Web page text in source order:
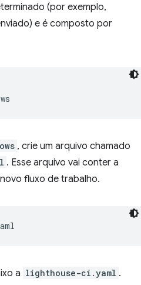
(por exemplo,
e é composto por
, crie um arquivo chamado
. Esse arquivo vai conter a
fluxo de trabalho.
a lighthouse-ci.yaml .